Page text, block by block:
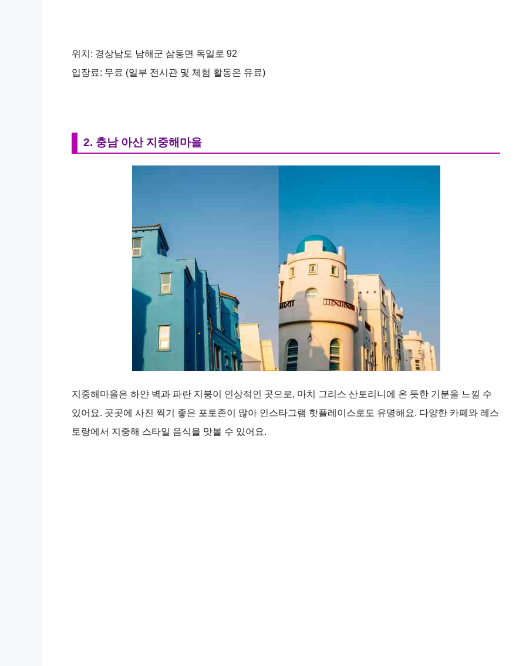
위치: 경상남도 남해군 삼동면 독일로 92
입장료: 무료 (일부 전시관 및 체험 활동은 유료)
2. 충남 아산 지중해마을
지중해마을은 하얀 벽과 파란 지붕이 인상적인 곳으로, 마치 그리스 산토리니에 온 듯한 기분을 느낄 수
있어요. 곳곳에 사진 찍기 좋은 포토존이 많아 인스타그램 핫플레이스로도 유명해요. 다양한 카페와 레스
토랑에서 지중해 스타일 음식을 맛볼 수 있어요.